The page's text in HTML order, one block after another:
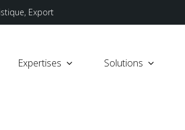
Export
Expertises Solutions